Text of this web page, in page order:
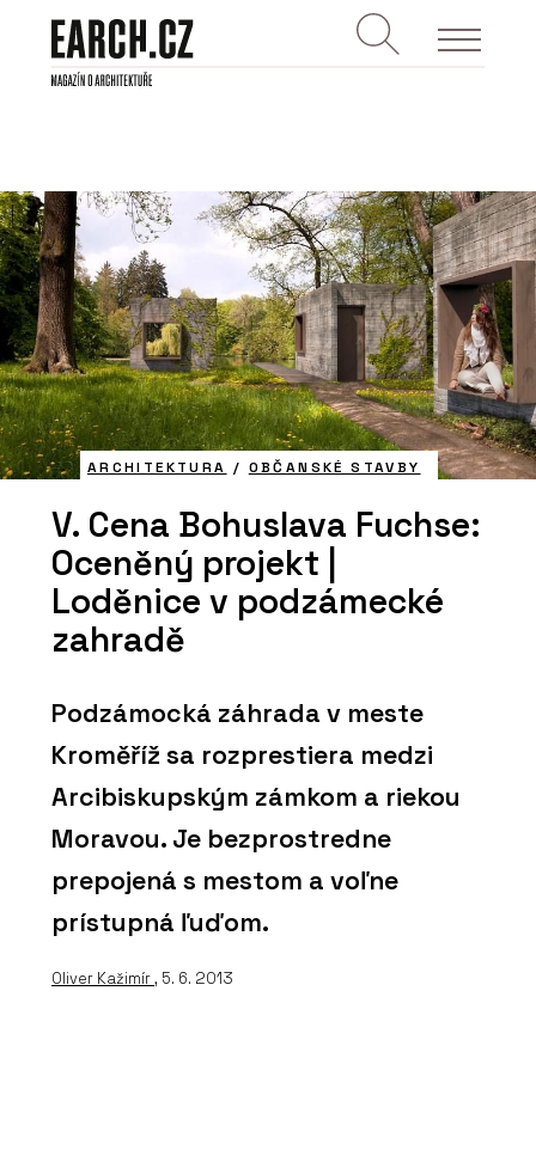
ARCHITEKTURA / OBČANSKÉ STAVBY
V. Cena Bohuslava Fuchse:
Oceněný projekt |
Loděnice v podzámecké
zahradě
Podzámocká záhrada v meste
Kroměříž sa rozprestiera medzi
Arcibiskupským zámkom a riekou
Moravou. Je bezprostredne
prepojená s mestom a voľne
prístupná ľuďom.
Oliver Kažimír, 5. 6. 2013